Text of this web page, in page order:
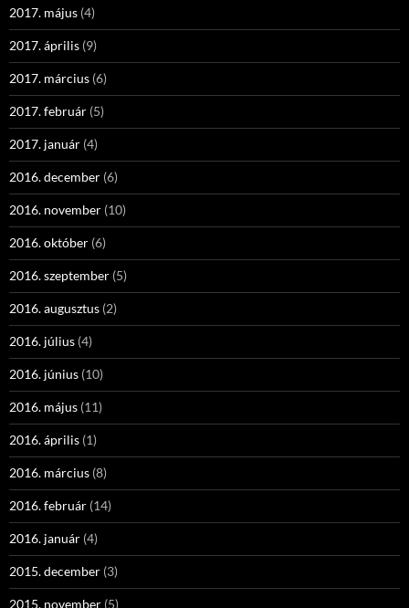
2017. május (4)
2017. április (9)
2017. március (6)
2017. február (5)
2017. január (4)
2016. december (6)
2016. november (10)
2016. október (6)
2016. szeptember (5)
2016. augusztus (2)
2016. július (4)
2016. június (10)
2016. május (11)
2016. április (1)
2016. március (8)
2016. február (14)
2016. január (4)
2015. december (3)
2015. november (5)